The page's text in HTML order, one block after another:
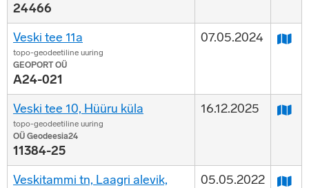
24466
Veski tee 11a
topo-geodeetiline uuring
GEOPORT OÜ
A24-021
07.05.2024
Veski tee 10, Hüüru küla
topo-geodeetiline uuring
OÜ Geodeesia24
11384-25
16.12.2025
Veskitammi tn, Laagri alevik,
05.05.2022